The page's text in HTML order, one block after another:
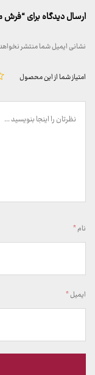
ارسال دیدگاه برای “فرش
نشانی ایمیل شما منتشر
امتیاز شما از این محصول
نام*
ایمیل*